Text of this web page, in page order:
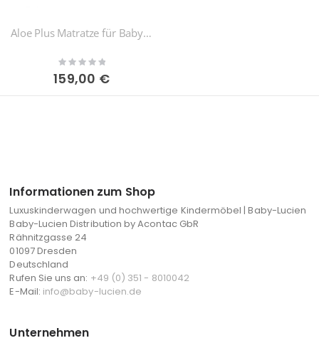
Aloe Plus Matratze für Babybetten 123 x 63 cm
Rating:
0%
159,00 €
Informationen zum Shop
Luxuskinderwagen und hochwertige Kindermöbel | Baby-Lucien
Baby-Lucien Distribution by Acontac GbR
Rähnitzgasse 24
01097 Dresden
Deutschland
Rufen Sie uns an: +49 (0) 351 - 8010042
E-Mail: info@baby-lucien.de
Unternehmen